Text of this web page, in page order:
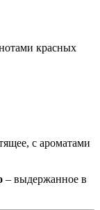
красных
с ароматами
– выдержанное в